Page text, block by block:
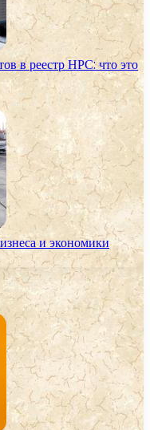
в реестр НРС: что это
и экономики